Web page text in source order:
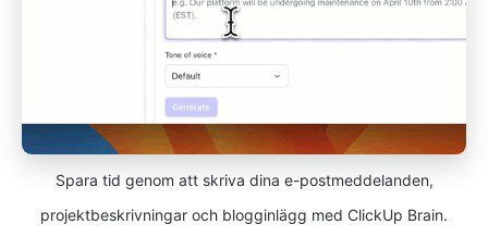
Spara tid genom att skriva dina e-postmeddelanden,
projektbeskrivningar och blogginlägg med ClickUp Brain.